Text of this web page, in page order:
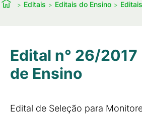
Editais Editais do Ensino
Edital n° 26/
de Ensino
Edital de Seleção para